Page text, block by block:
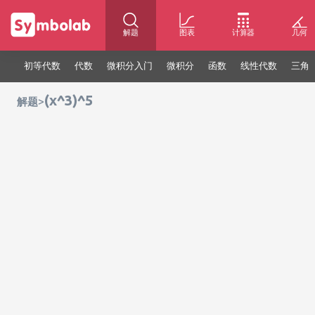
解题 图表 计算器 几何
初等代数 代数 微积分入门 微积分 函数 线性代数 三角
解题>(x^3)^5